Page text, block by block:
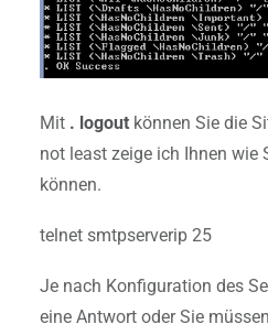
Mit . logout können Sie die
not least zeige ich Ihnen wie
können.
telnet smtpserverip 25
Je nach Konfiguration des
eine Antwort oder Sie